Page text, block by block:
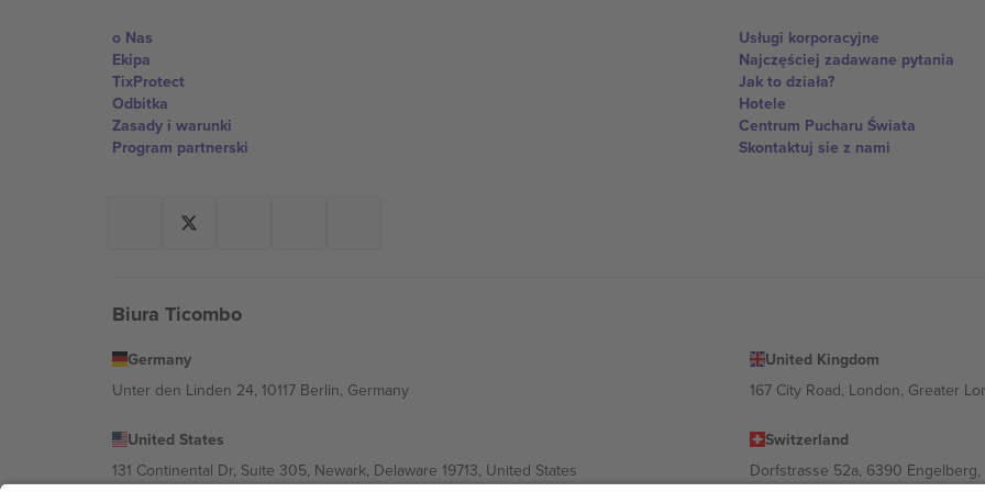
o Nas
Ekipa
TixProtect
Odbitka
Zasady i warunki
Program partnerski
Usługi korporacyjne
Najczęściej zadawane pytania
Jak to działa?
Hotele
Centrum Pucharu Świata
Skontaktuj sie z nami
Biura Ticombo
Germany
Unter den Linden 24, 10117 Berlin, Germany
United Kingdom
167 City Road, London, Greater
United States
131 Continental Dr, Suite 305, Newark, Delaware 19713, United States
Switzerland
Dorfstrasse 52a, 6390 Engelberg,